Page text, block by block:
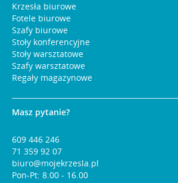
Krzesła biurowe
Fotele biurowe
Szafy biurowe
Stoły konferencyjne
Stoły warsztatowe
Szafy warsztatowe
Regały magazynowe
Masz pytanie?
609 446 246
71 359 92 07
biuro@mojekrzesla.pl
Pon-Pt: 8.00 - 16.00